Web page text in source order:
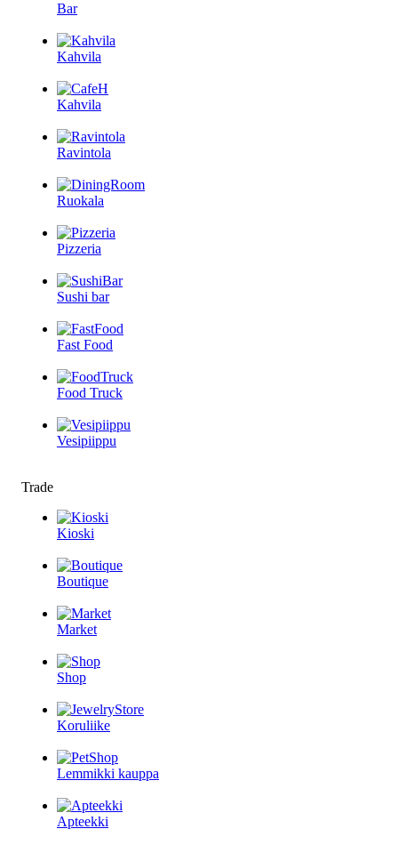
Bar
Kahvila
Kahvila
Ravintola
Ruokala
Pizzeria
Sushi bar
Fast Food
Food Truck
Vesipiippu
Trade
Kioski
Boutique
Market
Shop
Koruliike
Lemmikki kauppa
Apteekki